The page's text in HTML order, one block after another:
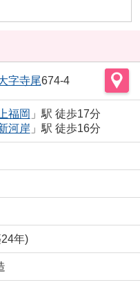
字寺尾674-4
上福岡 」駅 徒歩17分
河岸 」駅 徒歩16分
年)